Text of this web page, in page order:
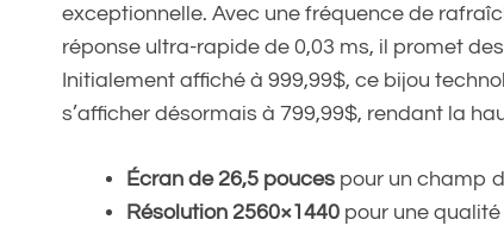
exceptionnelle. Avec une fréquence de
réponse ultra-rapide de 0,03 ms, il promet
Initialement affiché à 999,99$, ce bijou
s’afficher désormais à 799,99$, rendant la
Écran de 26,5 pouces pour un champ
Résolution 2560×1440 pour une